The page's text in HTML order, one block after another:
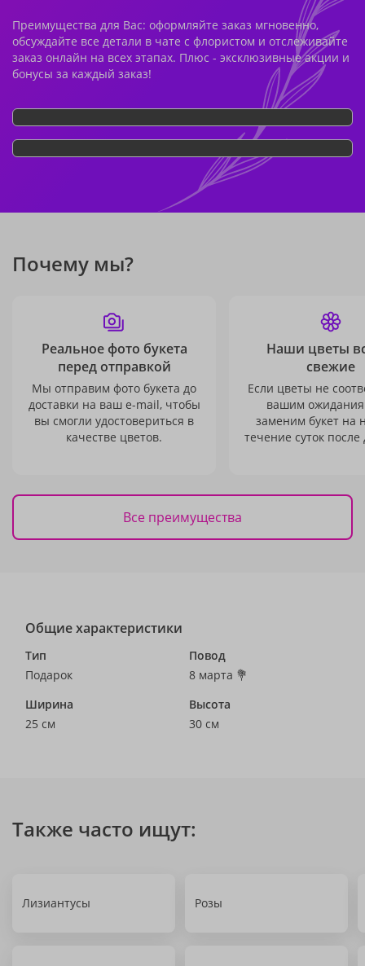
Преимущества для Вас: оформляйте заказ мгновенно,
обсуждайте все детали в чате с флористом и отслеживайте
заказ онлайн на всех этапах. Плюс - эксклюзивные акции и
бонусы за каждый заказ!
Почему мы?
Реальное фото букета
перед отправкой
Мы отправим фото букета до
доставки на ваш e-mail, чтобы
вы смогли удостовериться в
качестве цветов.
Наши цветы
свежие
Если цветы не
вашим
заменим букет на
течение суток после
Все преимущества
Общие характеристики
Тип
Подарок
Повод
8 марта 💐
Ширина
25 см
Высота
30 см
Также часто ищут:
Лизиантусы Розы